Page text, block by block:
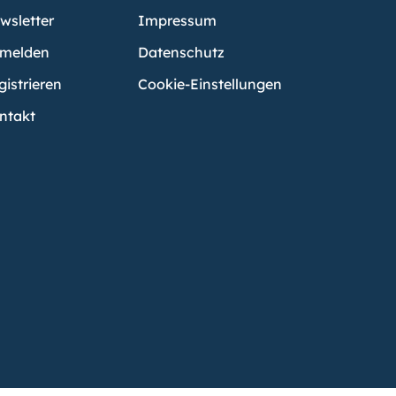
Impressum
Datenschutz
Cookie-Einstellungen